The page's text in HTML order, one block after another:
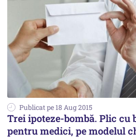
Publicat pe 18 Aug 2015
Trei ipoteze-bombă. Plic cu
pentru medici, pe modelul